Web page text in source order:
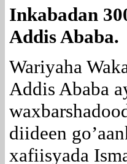
Inkabadan
Addis Ababa.
Wariyaha
Addis Ababa
diideen
xafiisyada